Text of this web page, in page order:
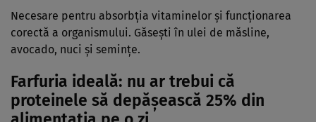
Necesare pentru absorbția vitaminelor și funcționarea
corectă a organismului. Găsești în ulei de măsline,
avocado, nuci și semințe.
Farfuria ideală: nu ar trebui că
proteinele să depășească 25% din